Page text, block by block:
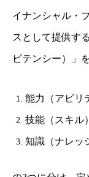
イナンシャル・
スとして提供す
ピテンシー）」
能力（アビリ
技能（スキル）
知識（ナレッ